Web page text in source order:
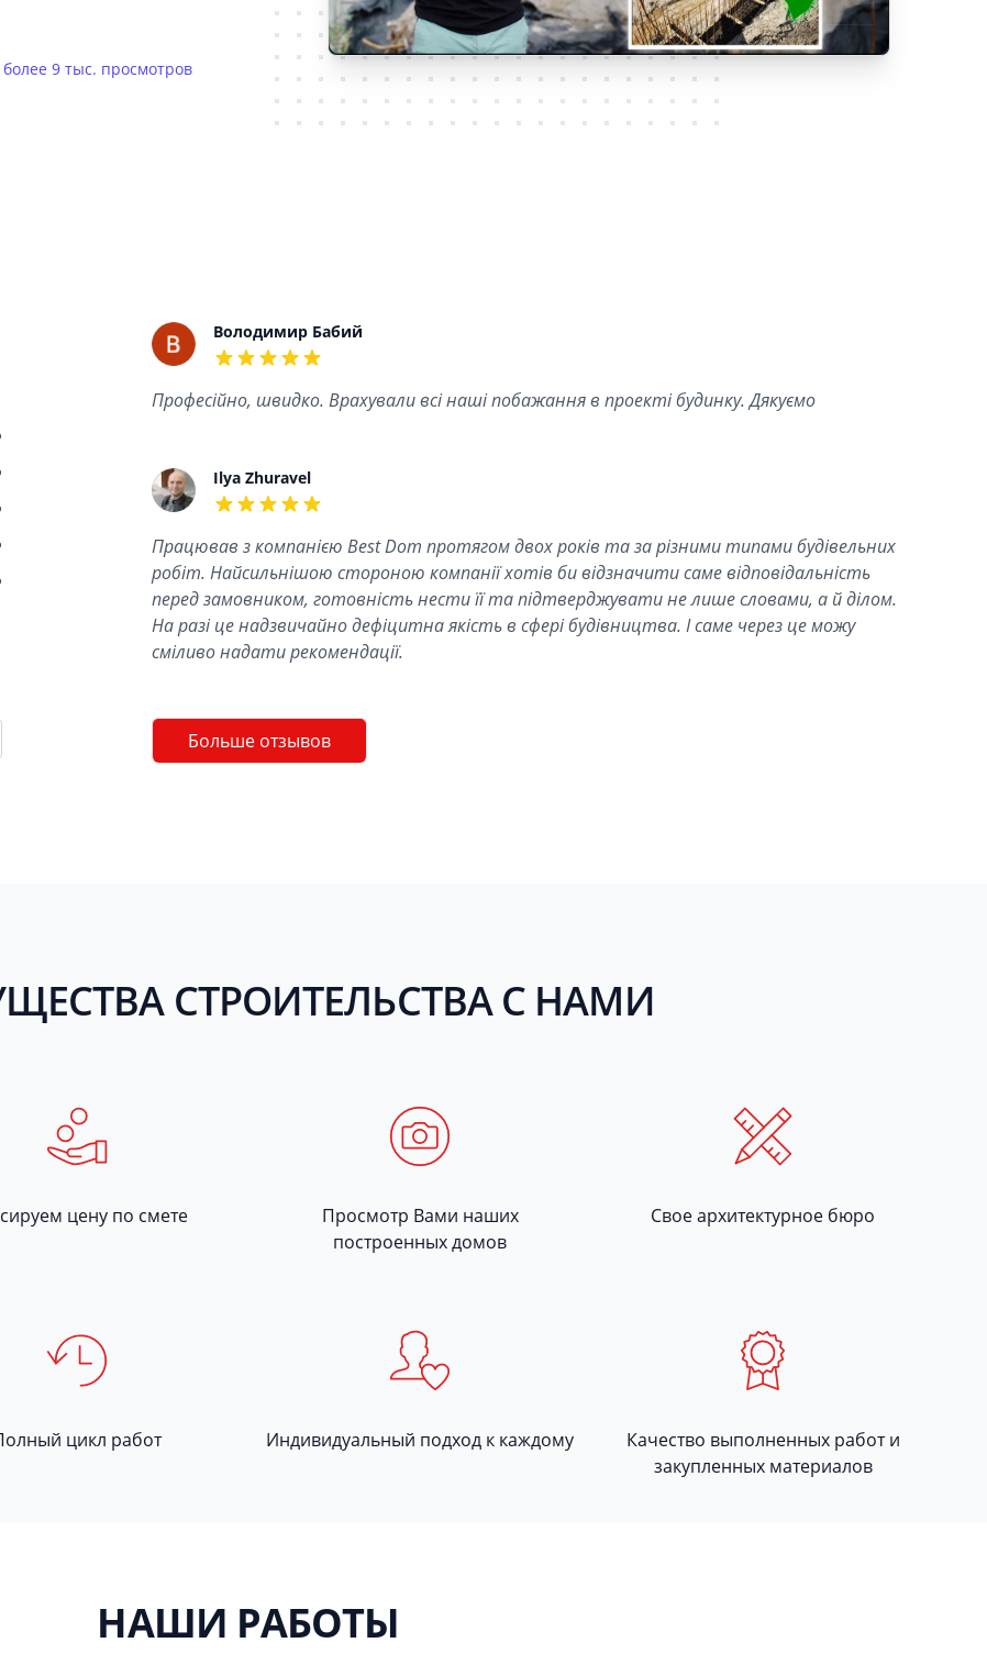
более 9 тыс. просмотров
Recent reviewsВолодимир Бабий
Професійно, швидко. Врахували всі наші побажання в проекті будинку. Дякуємо
Ilya Zhuravel
Працював з компанією Best Dom протягом двох років та за різними типами будівельних
робіт. Найсильнішою стороною компанії хотів би відзначити саме відповідальність
перед замовником, готовність нести її та підтверджувати не лише словами, а й ділом.
На разі це надзвичайно дефіцитна якість в сфері будівництва. І саме через це можу
сміливо надати рекомендації.
Больше отзывов
СТРОИТЕЛЬСТВА С НАМИ
цену по смете
Просмотр Вами наших
построенных домов
Свое архитектурное бюро
цикл работ Индивидуальный подход к каждому
Качество выполненных работ и
закупленных материалов
НАШИ РАБОТЫ